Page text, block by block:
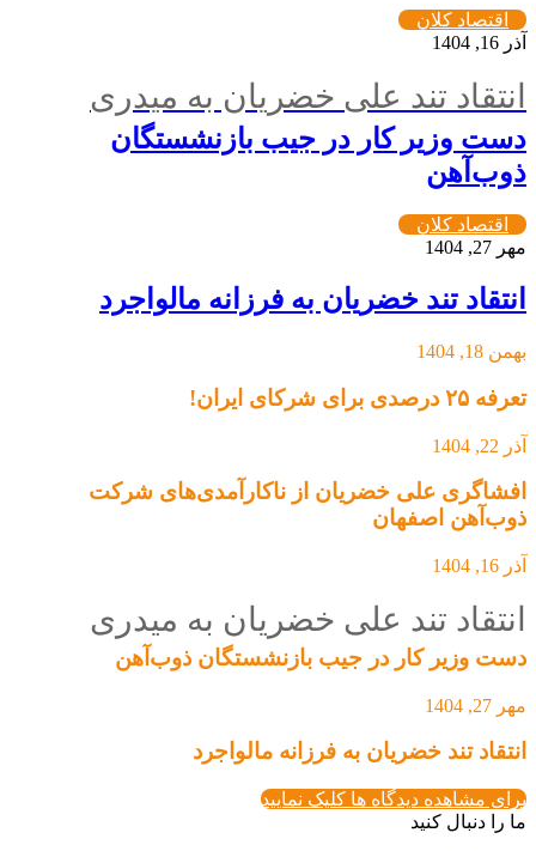
اقتصاد کلان
آذر 16, 1404
انتقاد تند علی خضریان به میدری
دست وزیر کار در جیب بازنشستگان
ذوب‌آهن
اقتصاد کلان
مهر 27, 1404
انتقاد تند خضریان به فرزانه مالواجرد
بهمن 18, 1404
تعرفه ۲۵ درصدی برای شرکای ایران!
آذر 22, 1404
افشاگری علی خضریان از ناکارآمدی‌های شرکت
ذوب‌آهن اصفهان
آذر 16, 1404
انتقاد تند علی خضریان به میدری
دست وزیر کار در جیب بازنشستگان ذوب‌آهن
مهر 27, 1404
انتقاد تند خضریان به فرزانه مالواجرد
برای مشاهده دیدگاه ها کلیک نمایید
ما را دنبال کنید